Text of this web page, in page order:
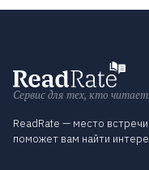
Сервис для тех, кто читает.
ReadRate — место
поможет вам найти